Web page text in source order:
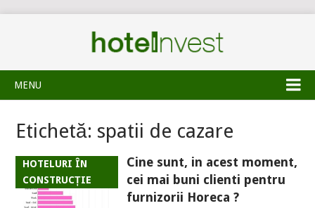
MENU
Etichetă: spatii de cazare
HOTELURI ÎN
CONSTRUCȚIE
Cine sunt, in acest moment,
cei mai buni clienti pentru
furnizorii Horeca ?